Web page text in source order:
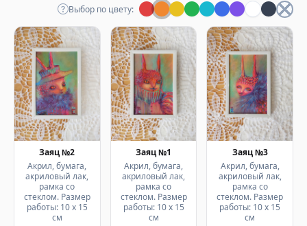
Выбор по цвету:
Заяц №2
Акрил, бумага,
акриловый лак,
рамка со
стеклом. Размер
работы: 10 х 15
см
Заяц №1
Акрил, бумага,
акриловый лак,
рамка со
стеклом. Размер
работы: 10 х 15
см
Заяц №3
Акрил, бумага,
акриловый лак,
рамка со
стеклом. Размер
работы: 10 х 15
см